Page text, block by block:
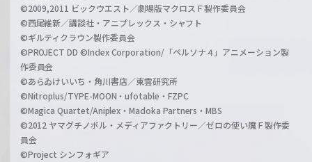
©2009,2011 ビックウエスト／劇場版マクロスＦ製作委員会
©西尾維新／講談社・アニプレックス・シャフト
©ギルティクラウン製作委員会
©PROJECT DD ©Index Corporation/「ペルソナ４」アニメーション製
作委員会
©あらゐけいいち・角川書店／東雲研究所
©Nitroplus/TYPE-MOON・ufotable・FZPC
©Magica Quartet/Aniplex・Madoka Partners・MBS
©2012 ヤマグチノボル・メディアファクトリー／ゼロの使い魔Ｆ製作委
員会
©Project シンフォギア